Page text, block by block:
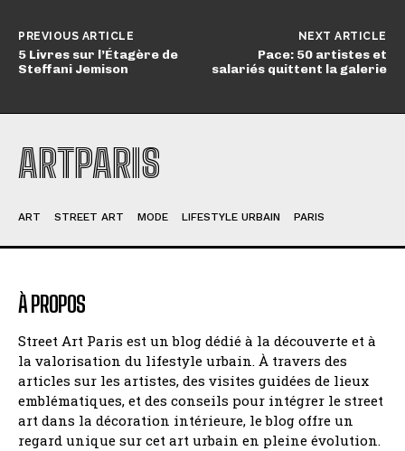
PREVIOUS ARTICLE
5 Livres sur l’Étagère de
Steffani Jemison
NEXT ARTICLE
Pace: 50 artistes et
salariés quittent la galerie
ARTPARIS
ART STREET ART MODE LIFESTYLE URBAIN PARIS
À PROPOS
Street Art Paris est un blog dédié à la découverte et à
la valorisation du lifestyle urbain. À travers des
articles sur les artistes, des visites guidées de lieux
emblématiques, et des conseils pour intégrer le street
art dans la décoration intérieure, le blog offre un
regard unique sur cet art urbain en pleine évolution.